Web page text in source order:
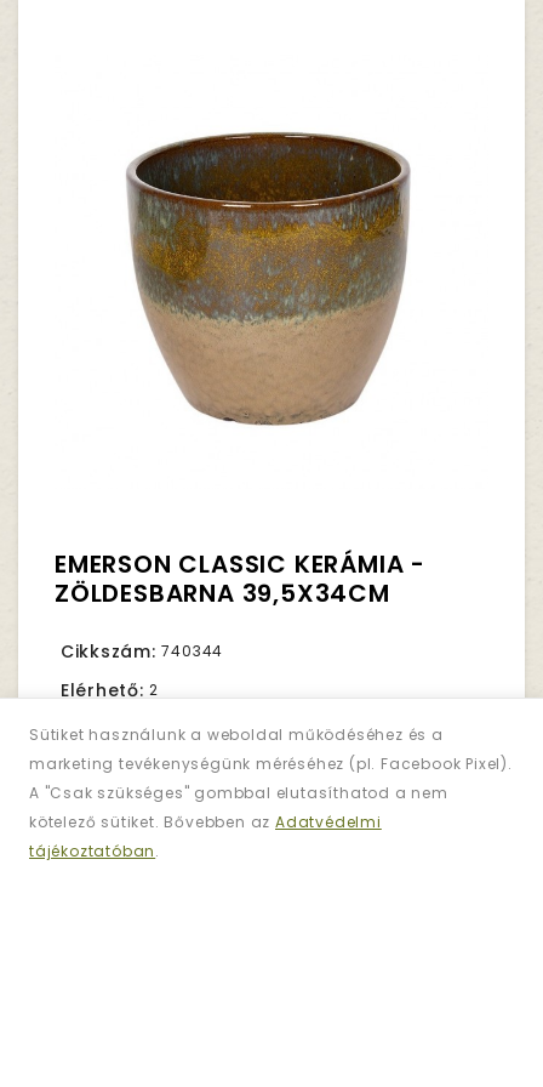
Sütiket használunk a weboldal működéséhez és a
marketing tevékenységünk méréséhez (pl. Facebook Pixel).
A "Csak szükséges" gombbal elutasíthatod a nem
kötelező sütiket. Bővebben az Adatvédelmi
tájékoztatóban.
EMERSON CLASSIC KERÁMIA -
ZÖLDESBARNA 39,5X34CM
Cikkszám: 740344
Elérhető: 2
15,990Ft. Nettó ár:12,591Ft.